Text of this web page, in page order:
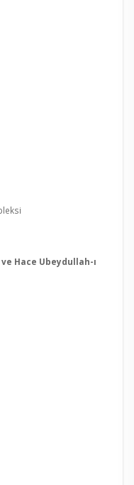
Hace Ubeydullah-ı